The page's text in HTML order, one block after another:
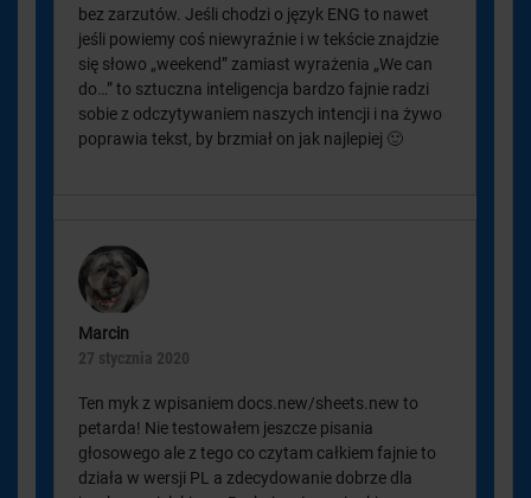
bez zarzutów. Jeśli chodzi o język ENG to nawet
jeśli powiemy coś niewyraźnie i w tekście znajdzie
się słowo „weekend” zamiast wyrażenia „We can
do…” to sztuczna inteligencja bardzo fajnie radzi
sobie z odczytywaniem naszych intencji i na żywo
poprawia tekst, by brzmiał on jak najlepiej 🙂
Marcin
27 stycznia 2020
Ten myk z wpisaniem docs.new/sheets.new to
petarda! Nie testowałem jeszcze pisania
głosowego ale z tego co czytam całkiem fajnie to
działa w wersji PL a zdecydowanie dobrze dla